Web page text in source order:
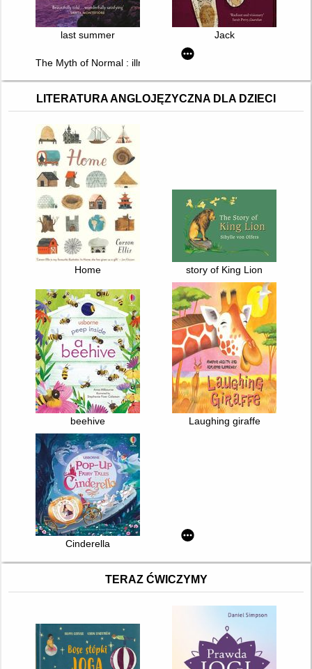
last summer Jack
The Myth of Normal : illnes, health & healing in a toxic culture
LITERATURA ANGLOJĘZYCZNA DLA DZIECI
Home story of King Lion
beehive Laughing giraffe
Cinderella
TERAZ ĆWICZYMY